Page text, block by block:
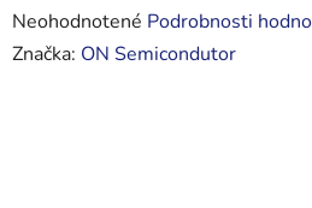
Priemerné
hodnotenie
Neohodnotené Podrobnosti
Značka: ON Semicondutor